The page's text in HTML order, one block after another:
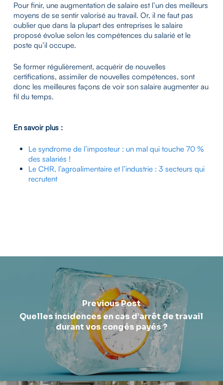
Pour finir, une augmentation de salaire est l’un des meilleurs
moyens de se sentir valorisé au travail. Or, il ne faut pas
oublier que dans la plupart des entreprises le salaire
proposé évolue selon les compétences du salarié et le
poste qu’il occupe.
Se former régulièrement, acquérir de nouvelles
certifications, assimiler de nouvelles compétences, sont
donc les meilleures façons de voir son salaire augmenter au
fil du temps.
En savoir plus :
Le syndrome de l’imposteur : un mal qui touche 70 %
des salariés !
Le CHR, l’agroalimentaire et l’industrie : 3 secteurs qui
recrutent
Previous Post
Quelles incidences en cas d’arrêt de travail
durant vos congés payés ?